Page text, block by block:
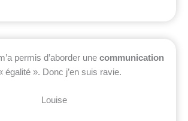
permis d’aborder une communication
égalité ». Donc j’en suis ravie.
Louise